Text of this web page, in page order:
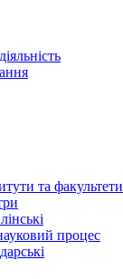
та факультети
процес